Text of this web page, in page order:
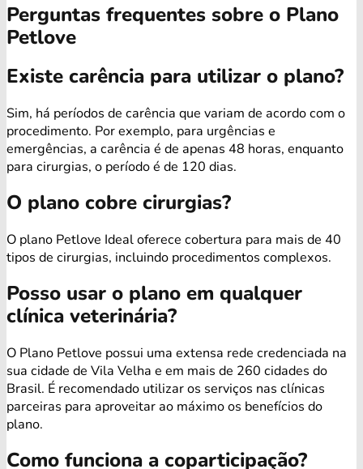
Perguntas frequentes sobre o Plano
Petlove
Existe carência para utilizar o plano?
Sim, há períodos de carência que variam de acordo com o
procedimento. Por exemplo, para urgências e
emergências, a carência é de apenas 48 horas, enquanto
para cirurgias, o período é de 120 dias.
O plano cobre cirurgias?
O plano Petlove Ideal oferece cobertura para mais de 40
tipos de cirurgias, incluindo procedimentos complexos.
Posso usar o plano em qualquer
clínica veterinária?
O Plano Petlove possui uma extensa rede credenciada na
sua cidade de Vila Velha e em mais de 260 cidades do
Brasil. É recomendado utilizar os serviços nas clínicas
parceiras para aproveitar ao máximo os benefícios do
plano.
Como funciona a coparticipação?